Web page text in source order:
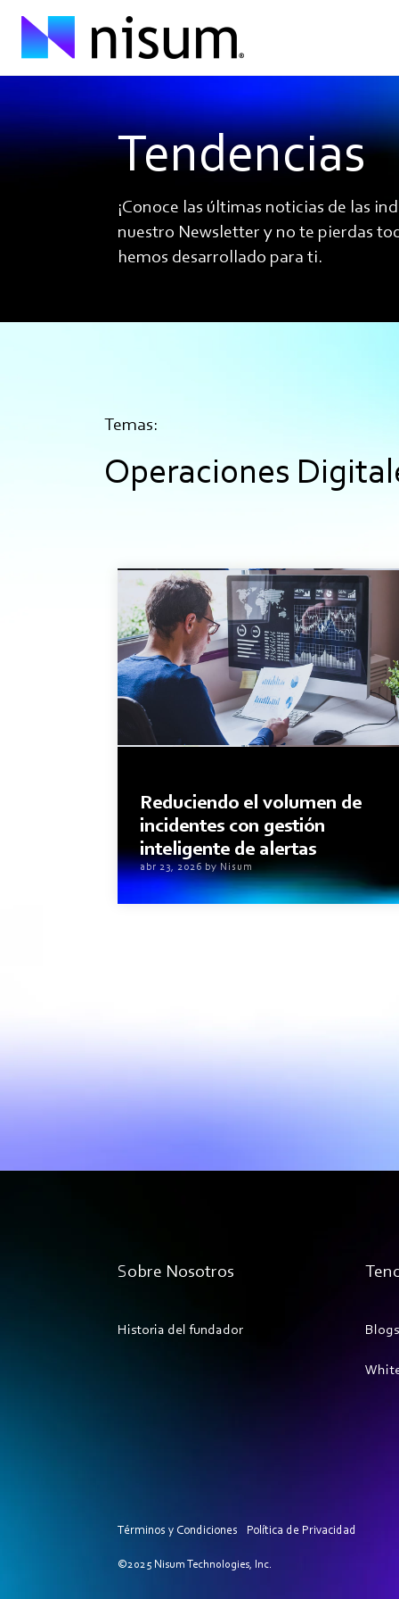
Tendencias
¡Conoce las últimas noticias de las
nuestro Newsletter y no te pierdas
hemos desarrollado para ti.
Temas:
Operaciones
Reduciendo el volumen de
incidentes con gestión
inteligente de alertas
abr 23, 2026 by Nisum
Sobre Nosotros
Historia del fundador
Términos y Condiciones Política de Privacidad
©2025 Nisum Technologies, Inc.